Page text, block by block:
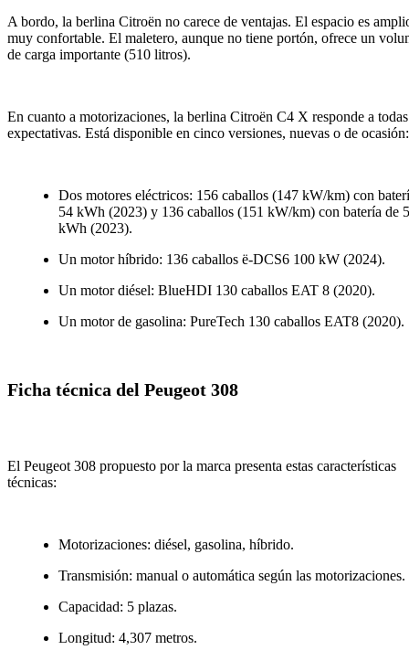
A bordo, la berlina Citroën no carece de ventajas. El espacio es
muy confortable. El maletero, aunque no tiene portón, ofrece un
de carga importante (510 litros).
En cuanto a motorizaciones, la berlina Citroën C4 X responde a
expectativas. Está disponible en cinco versiones, nuevas o de ocasión:
Dos motores eléctricos: 156 caballos (147 kW/km) con
54 kWh (2023) y 136 caballos (151 kW/km) con batería de
kWh (2023).
Un motor híbrido: 136 caballos ë-DCS6 100 kW (2024).
Un motor diésel: BlueHDI 130 caballos EAT 8 (2020).
Un motor de gasolina: PureTech 130 caballos EAT8 (2020).
Ficha técnica del Peugeot 308
El Peugeot 308 propuesto por la marca presenta estas características
técnicas:
Motorizaciones: diésel, gasolina, híbrido.
Transmisión: manual o automática según las motorizaciones.
Capacidad: 5 plazas.
Longitud: 4,307 metros.